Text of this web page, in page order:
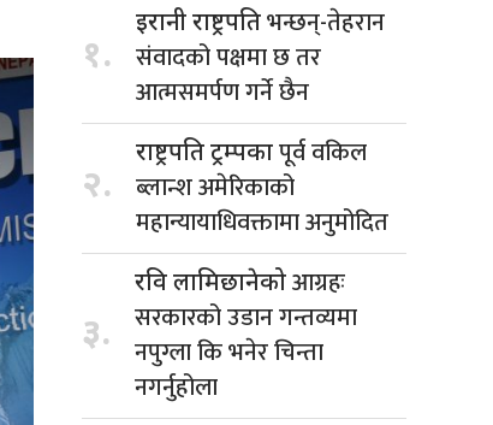
१.
इरानी राष्ट्रपतिभन्छन्-तेहरान
संवादको पक्षमा छ तर
आत्मसमर्पण गर्ने छैन
२.
राष्ट्रपति ट्रम्पकापूर्व वकिल
ब्लान्श अमेरिकाको
महान्यायाधिवक्तामा अनुमोदित
३.
रवि लामिछानेकोआग्रहः
सरकारको उडान गन्तव्यमा
नपुग्ला कि भनेर चिन्ता
नगर्नुहोला